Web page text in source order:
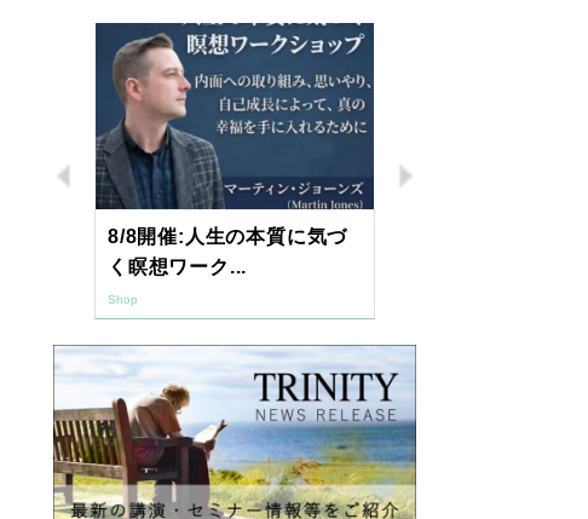
Previous
8/8開催:人生の本質に気づ
く瞑想ワーク...
Shop